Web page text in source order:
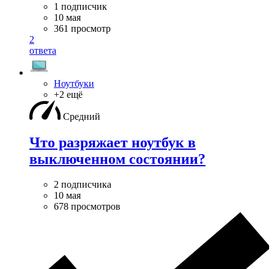
1 подписчик
10 мая
361 просмотр
2
ответа
Ноутбуки
+2 ещё
Средний
Что разряжает ноутбук в
выключенном состоянии?
2 подписчика
10 мая
678 просмотров